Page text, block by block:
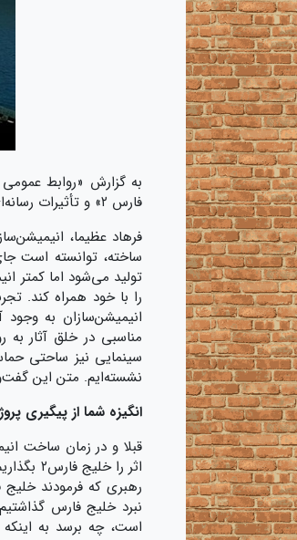
به گزارش «روابط عمومی
فارس ۲» و تأثیرات رسانه‌ای آن انجام داده که توجه شما را به مطالعه آن جلب می کنیم:
ساخته، توانسته است
تولید می‌شود اما کمتر
را با خود همراه کند.
انیمیشن‌سازان به
نشسته‌ایم. متن این
انگیزه شما از پیگیری
قبلا و در زمان ساخت
اثر
رهبری که فرمودند
نبرد خلیج فارس
است، چه برسد به